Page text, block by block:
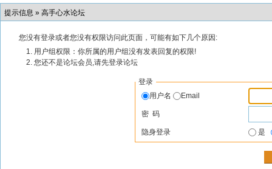
提示信息 » 高手心水论坛
您没有登录或者您没有权限访问此页面，可能有如下几个原因:
用户组权限：你所属的用户组没有发表回复的权限!
您还不是论坛会员,请先登录论坛
登录
用户名
Email
密 码
隐身登录 是